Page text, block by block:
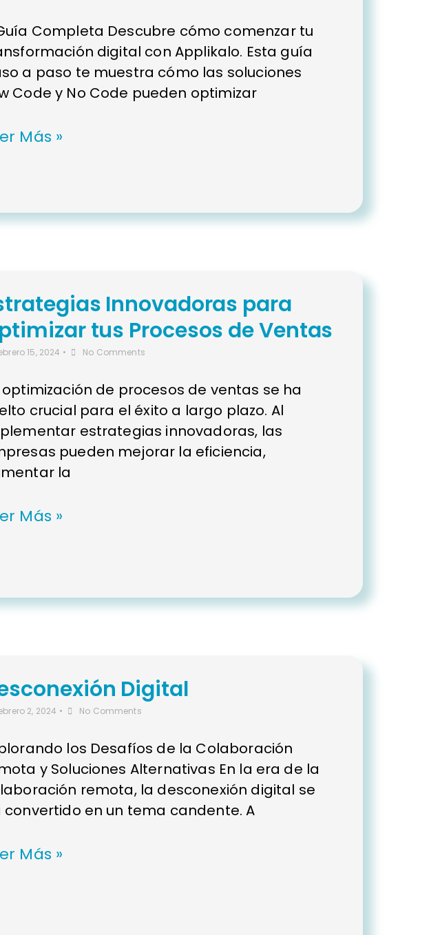
Completa Descubre cómo comenzar tu
digital con Applikalo. Esta guía
a paso te muestra cómo las soluciones
Code y No Code pueden optimizar
Más »
Innovadoras para
tus Procesos de Ventas
15, 2024 • No Comments
optimización de procesos de ventas se ha
crucial para el éxito a largo plazo. Al
estrategias innovadoras, las
pueden mejorar la eficiencia,
la
Más »
Digital
2, 2024 • No Comments
los Desafíos de la Colaboración
y Soluciones Alternativas En la era de la
remota, la desconexión digital se
convertido en un tema candente. A
Más »